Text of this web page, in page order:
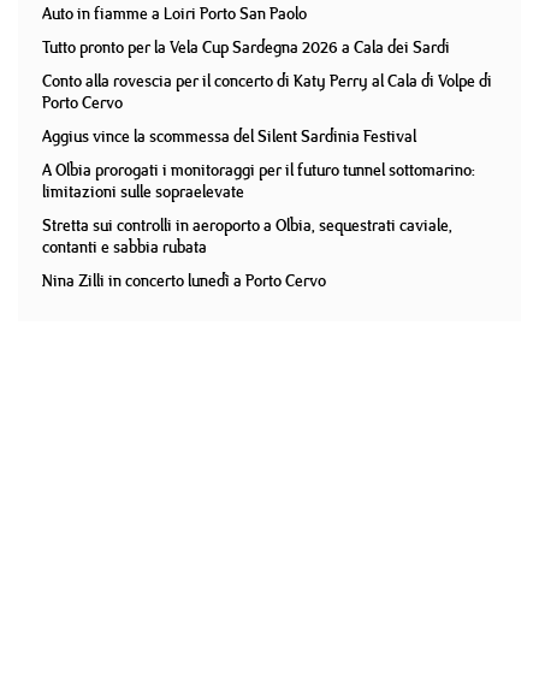
Auto in fiamme a Loiri Porto San Paolo
Tutto pronto per la Vela Cup Sardegna 2026 a Cala dei Sardi
Conto alla rovescia per il concerto di Katy Perry al Cala di Volpe di
Porto Cervo
Aggius vince la scommessa del Silent Sardinia Festival
A Olbia prorogati i monitoraggi per il futuro tunnel sottomarino:
limitazioni sulle sopraelevate
Stretta sui controlli in aeroporto a Olbia, sequestrati caviale,
contanti e sabbia rubata
Nina Zilli in concerto lunedì a Porto Cervo